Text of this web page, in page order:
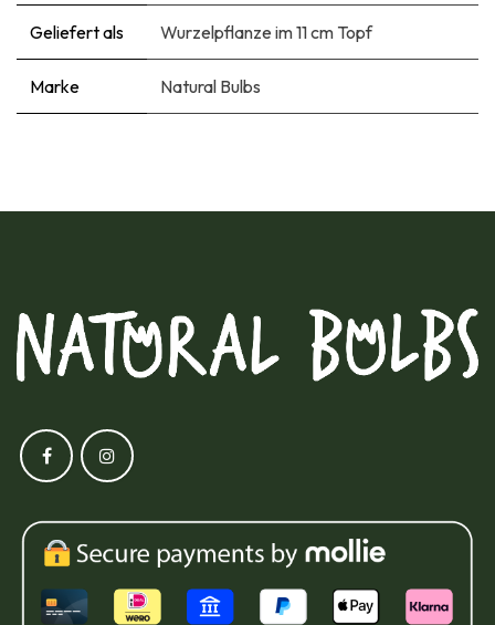
Geliefert als Wurzelpflanze im 11 cm Topf
Marke Natural Bulbs